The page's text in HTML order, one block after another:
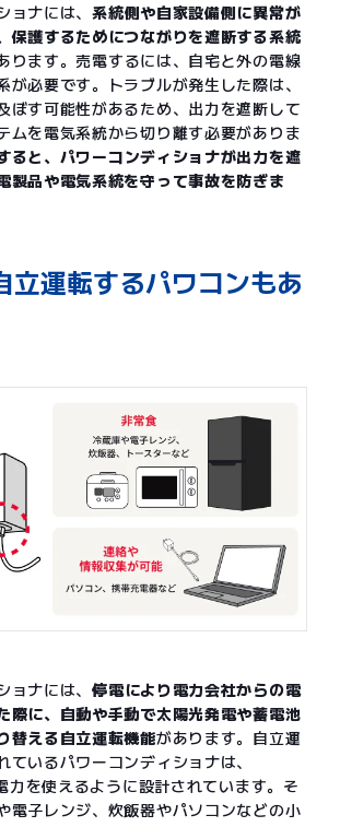
ョナには、系統側や自家設備側に異常が
保護するためにつながりを遮断する系統
ります。売電するには、自宅と外の電線
が必要です。トラブルが発生した際は、
ぼす可能性があるため、出力を遮断して
ムを電気系統から切り離す必要がありま
ると、パワーコンディショナが出力を遮
製品や電気系統を守って事故を防ぎま
立運転するパワコンもあ
ョナには、停電により電力会社からの電
際に、自動や手動で太陽光発電や蓄電池
替える自立運転機能があります。自立運
ているパワーコンディショナは、
を使えるように設計されています。そ
電子レンジ、炊飯器やパソコンなどの小